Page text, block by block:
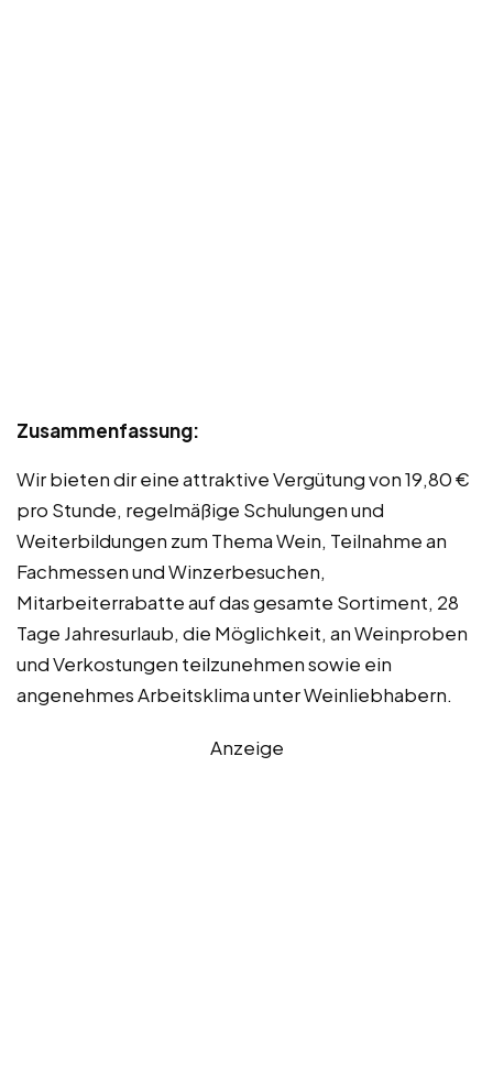
Zusammenfassung:
Wir bieten dir eine attraktive Vergütung von 19,80 €
pro Stunde, regelmäßige Schulungen und
Weiterbildungen zum Thema Wein, Teilnahme an
Fachmessen und Winzerbesuchen,
Mitarbeiterrabatte auf das gesamte Sortiment, 28
Tage Jahresurlaub, die Möglichkeit, an Weinproben
und Verkostungen teilzunehmen sowie ein
angenehmes Arbeitsklima unter Weinliebhabern.
Anzeige